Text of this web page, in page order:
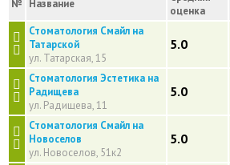
№ Название
оценка
Стоматология Смайл на
Татарской
ул. Татарская, 15
5.0
Стоматология Эстетика на
Радищева
ул. Радищева, 11
5.0
Стоматология Смайл на
Новоселов
ул. Новоселов, 51к2
5.0